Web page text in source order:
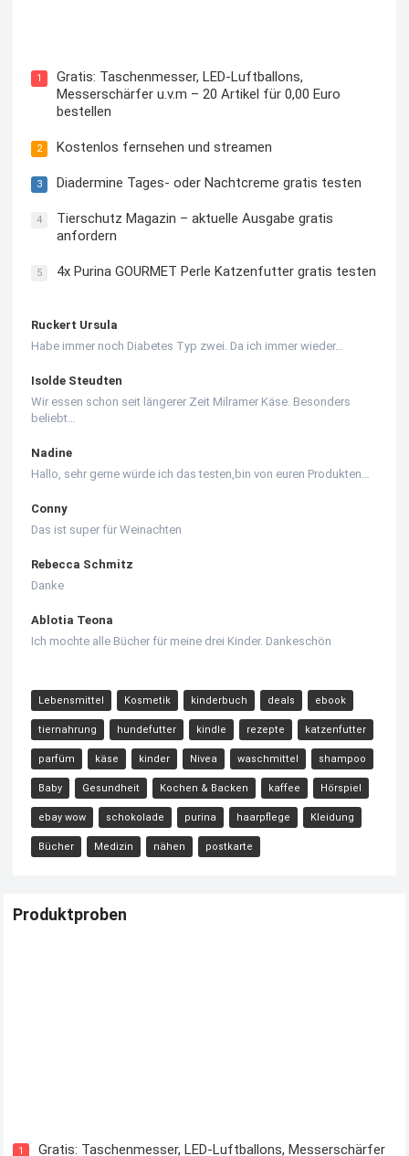
1
Gratis: Taschenmesser, LED-Luftballons,
Messerschärfer u.v.m – 20 Artikel für 0,00 Euro
bestellen
2 Kostenlos fernsehen und streamen
3 Diadermine Tages- oder Nachtcreme gratis testen
4
Tierschutz Magazin – aktuelle Ausgabe gratis
anfordern
5 4x Purina GOURMET Perle Katzenfutter gratis testen
Ruckert Ursula
Habe immer noch Diabetes Typ zwei. Da ich immer wieder…
Isolde Steudten
Wir essen schon seit längerer Zeit Milramer Käse. Besonders
beliebt…
Nadine
Hallo, sehr gerne würde ich das testen,bin von euren Produkten…
Conny
Das ist super für Weinachten
Rebecca Schmitz
Danke
Ablotia Teona
Ich mochte alle Bücher für meine drei Kinder. Dankeschön
Lebensmittel Kosmetik kinderbuch deals ebook
tiernahrung hundefutter kindle rezepte katzenfutter
parfüm käse kinder Nivea waschmittel shampoo
Baby Gesundheit Kochen & Backen kaffee Hörspiel
ebay wow schokolade purina haarpflege Kleidung
Bücher Medizin nähen postkarte
Produktproben
1 Gratis: Taschenmesser, LED-Luftballons, Messerschärfer